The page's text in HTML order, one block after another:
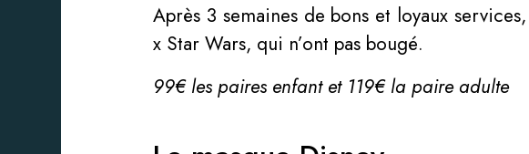
Après 3 semaines de bons et loyaux
x Star Wars, qui n’ont pas bougé.
99€ les paires enfant et 119€ la paire adulte